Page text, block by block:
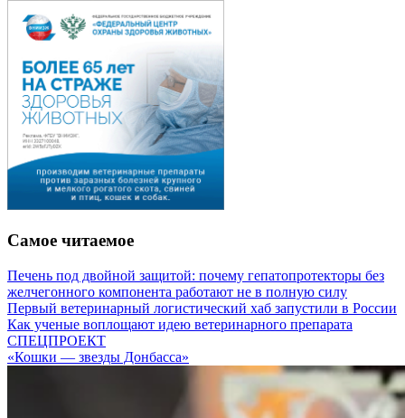
Самое читаемое
Печень под двойной защитой: почему гепатопротекторы без
желчегонного компонента работают не в полную силу
Первый ветеринарный логистический хаб запустили в России
Как ученые воплощают идею ветеринарного препарата
СПЕЦПРОЕКТ
«Кошки — звезды Донбасса»